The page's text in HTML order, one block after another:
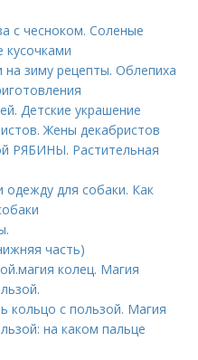
с чесноком. Соленые
кусочками
зиму рецепты. Облепиха
Детские украшение
Жены декабристов
РЯБИНЫ. Растительная
одежду для собаки. Как
часть)
магия колец. Магия
кольцо с пользой. Магия
на каком пальце